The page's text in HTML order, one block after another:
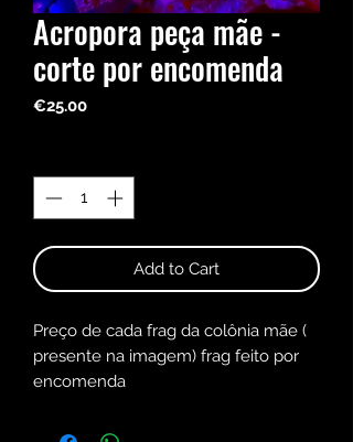
Acropora peça mãe -
corte por encomenda
€25.00Price
Add to Cart
Preço de cada frag da colônia mãe (
presente na imagem) frag feito por
encomenda